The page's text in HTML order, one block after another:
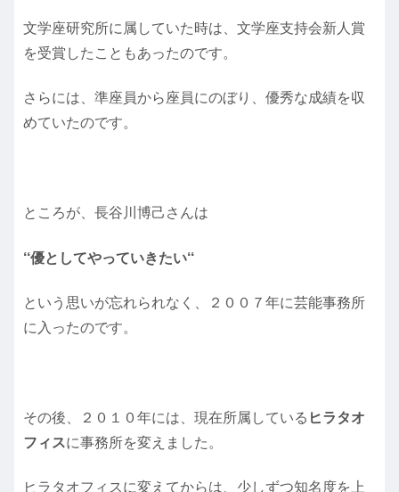
文学座研究所に属していた時は、文学座支持会新人賞
を受賞したこともあったのです。
さらには、準座員から座員にのぼり、優秀な成績を収
めていたのです。
ところが、長谷川博己さんは
‘‘優としてやっていきたい‘‘
という思いが忘れられなく、２００７年に芸能事務所
に入ったのです。
その後、２０１０年には、現在所属している ヒラタオ
フィスに事務所を変えました。
ヒラタオフィスに変えてからは、少しずつ知名度を上